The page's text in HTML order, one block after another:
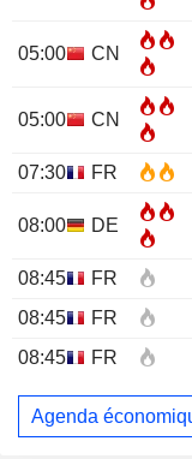
05:00 CN
05:00 CN
07:30 FR
08:00 DE
08:45 FR
08:45
FR
08:45
FR
Agenda